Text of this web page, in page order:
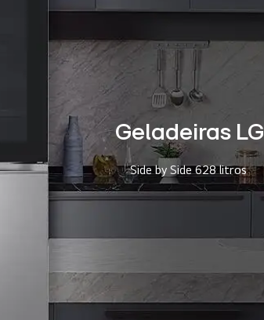
Geladeiras LG
Side by Side 628 litros